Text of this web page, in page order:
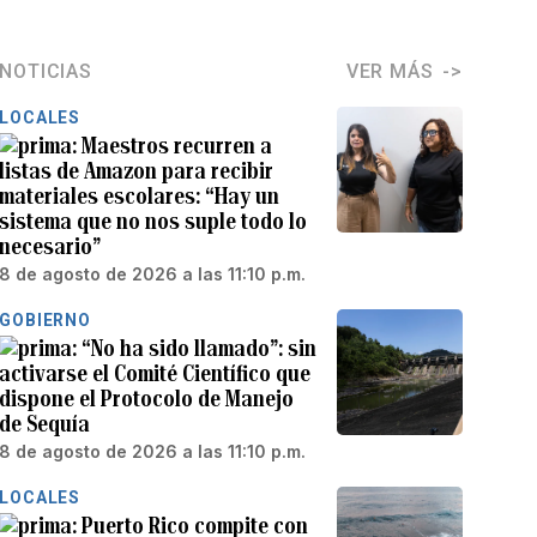
NOTICIAS VER MÁS
LOCALES
Maestros recurren a
listas de Amazon para recibir
materiales escolares: “Hay un
sistema que no nos suple todo lo
necesario”
8 de agosto de 2026 a las 11:10 p.m.
GOBIERNO
“No ha sido llamado”: sin
activarse el Comité Científico que
dispone el Protocolo de Manejo
de Sequía
8 de agosto de 2026 a las 11:10 p.m.
LOCALES
Puerto Rico compite con